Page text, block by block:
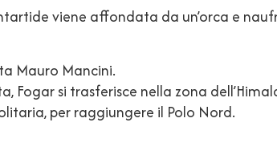
viene affondata da un’orca e
Mauro Mancini.
Fogar si trasferisce nella zona
per raggiungere il Polo Nord.